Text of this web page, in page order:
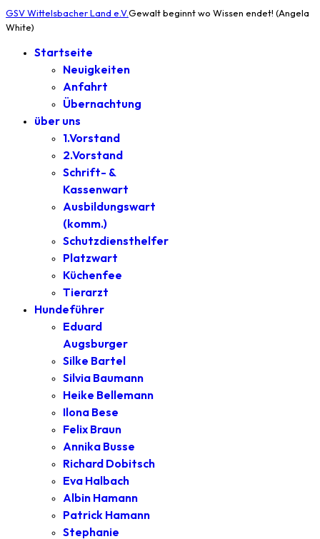
GSV Wittelsbacher Land e.V.Gewalt beginnt wo Wissen endet! (Angela
White)
Startseite
Neuigkeiten
Anfahrt
Übernachtung
über uns
1.Vorstand
2.Vorstand
Schrift- &
Kassenwart
Ausbildungswart
(komm.)
Schutzdiensthelfer
Platzwart
Küchenfee
Tierarzt
Hundeführer
Eduard
Augsburger
Silke Bartel
Silvia Baumann
Heike Bellemann
Ilona Bese
Felix Braun
Annika Busse
Richard Dobitsch
Eva Halbach
Albin Hamann
Patrick Hamann
Stephanie